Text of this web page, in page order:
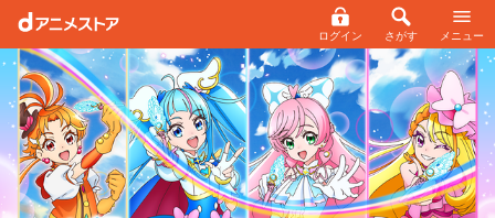
ログイン さがす メニュー